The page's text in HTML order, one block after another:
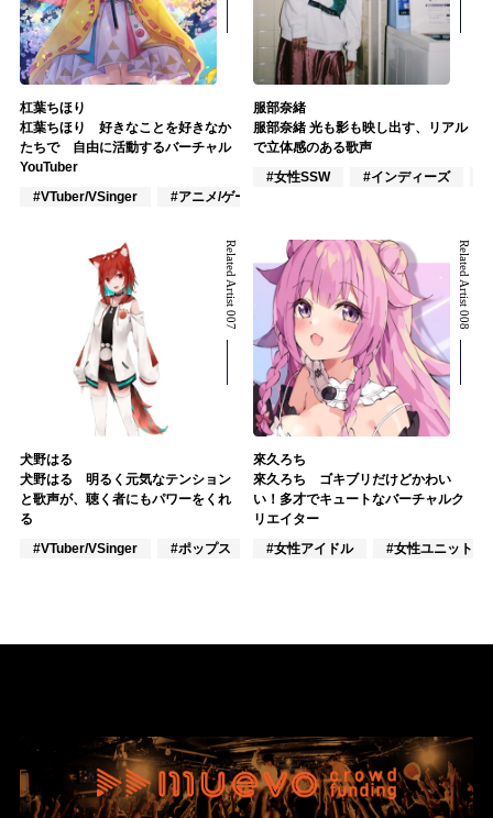
杠葉ちほり
杠葉ちほり 好きなことを好きなか
たちで 自由に活動するバーチャル
YouTuber
#VTuber/VSinger
#アニメ/ゲーム
服部奈緒
服部奈緒 光も影も映し出す、リアル
で立体感のある歌声
#女性SSW
#インディーズ
Related Artist 007
犬野はる
犬野はる 明るく元気なテンション
と歌声が、聴く者にもパワーをくれ
る
#VTuber/VSinger
#ポップス #アニメ/ゲーム
Related Artist 008
來久ろち
來久ろち ゴキブリだけどかわい
い！多才でキュートなバーチャルク
リエイター
#女性アイドル
#女性ユニット